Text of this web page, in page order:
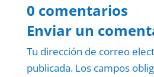
0 comentarios
Enviar un
Tu dirección de correo
publicada. Los campos